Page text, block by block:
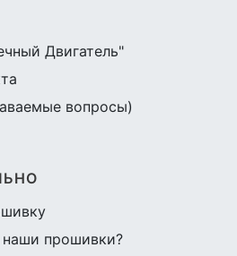
Двигатель"
вопросы)
наши прошивки?